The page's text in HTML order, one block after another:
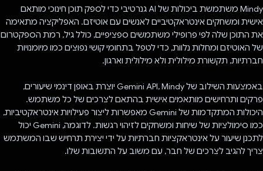
Mindy משתמשת ביכולות של AI גנרטיבי כדי לספק תוכן חינוכי מותאם
אישית ומשחקים אינטראקטיביים לאנשים עם אוטיזם. האפליקציה מתאימה
את התוכן שלה לפי פרופילי משתמשים ספציפיים, כולל גיל, רמת הספקטרום
של האוטיזם ומחלות נלוות, כדי לטפל בתחומי קושי נפוצים כמו מיומנויות
חברתיות, תקשורת מילולית ולא מילולית וארגון.
באמצעות השילוב של Gemini API, Mindy יוצרת באופן דינמי שיעורים,
פרקים ותרחישים מותאמים אישית בהתאם לצרכים של כל משתמש.
היכולות המתקדמות של Gemini מאפשרות ליצור פעילויות אינטראקטיביות,
כמו סימולציות של שיחות ומשחקים לזיהוי רגשות. לדוגמה, Gemini יכול
לתכנן שיעור על אינטראקציות חברתיות על ידי יצירת תרחיש שבו המשתמש
צריך להגיב לצרכים של חבר, עם משוב על התשובות שלו.